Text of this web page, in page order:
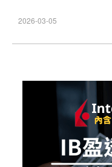
商！（不管是台灣券商
有最高300萬美金的存款
2026-03-05